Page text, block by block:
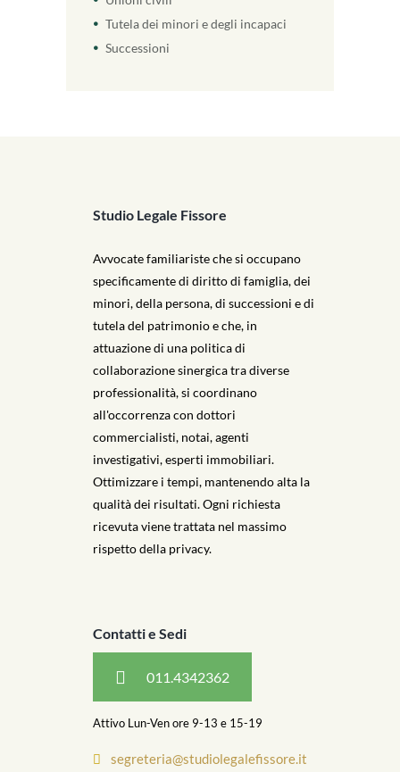
Tutela dei minori e degli incapaci
Successioni
Studio Legale Fissore
Avvocate familiariste che si occupano
specificamente di diritto di famiglia, dei
minori, della persona, di successioni e di
tutela del patrimonio e che, in
attuazione di una politica di
collaborazione sinergica tra diverse
professionalità, si coordinano
all'occorrenza con dottori
commercialisti, notai, agenti
investigativi, esperti immobiliari.
Ottimizzare i tempi, mantenendo alta la
qualità dei risultati. Ogni richiesta
ricevuta viene trattata nel massimo
rispetto della privacy.
Contatti e Sedi
011.4342362
Attivo Lun-Ven ore 9-13 e 15-19
segreteria@studiolegalefissore.it